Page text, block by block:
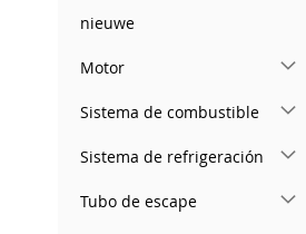
WISH
LIST
TO
COMPARE
TO
WISH
ADD
TO
nieuwe
Motor
Sistema de combustible
Sistema de refrigeración
Tubo de escape